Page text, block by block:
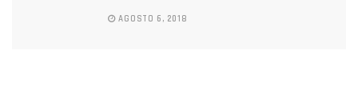
AGOSTO 6, 2018